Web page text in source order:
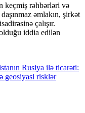
keçmiş rəhbərləri və
əmlakın, şirkət
çalışır.
iddia edilən